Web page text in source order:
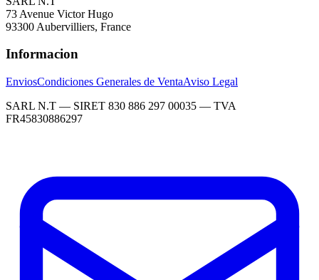
73 Avenue Victor Hugo
93300 Aubervilliers, France
Informacion
EnviosCondiciones Generales de VentaAviso Legal
SARL N.T — SIRET 830 886 297 00035 — TVA
FR45830886297